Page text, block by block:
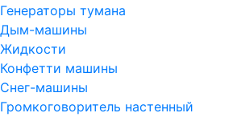
Генераторы тумана
Дым-машины
Жидкости
Конфетти машины
Снег-машины
Громкоговоритель настенный